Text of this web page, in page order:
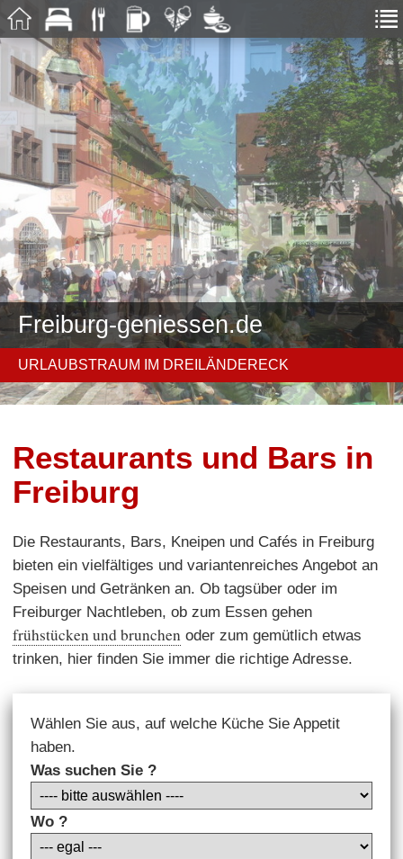
Freiburg-geniessen.de
URLAUBSTRAUM IM DREILÄNDERECK
Restaurants und Bars in
Freiburg
Die Restaurants, Bars, Kneipen und Cafés in Freiburg
bieten ein vielfältiges und variantenreiches Angebot an
Speisen und Getränken an. Ob tagsüber oder im
Freiburger Nachtleben, ob zum Essen gehen
frühstücken und brunchen oder zum gemütlich etwas
trinken, hier finden Sie immer die richtige Adresse.
Wählen Sie aus, auf welche Küche Sie Appetit
haben.
Was suchen Sie ?
Wo ?